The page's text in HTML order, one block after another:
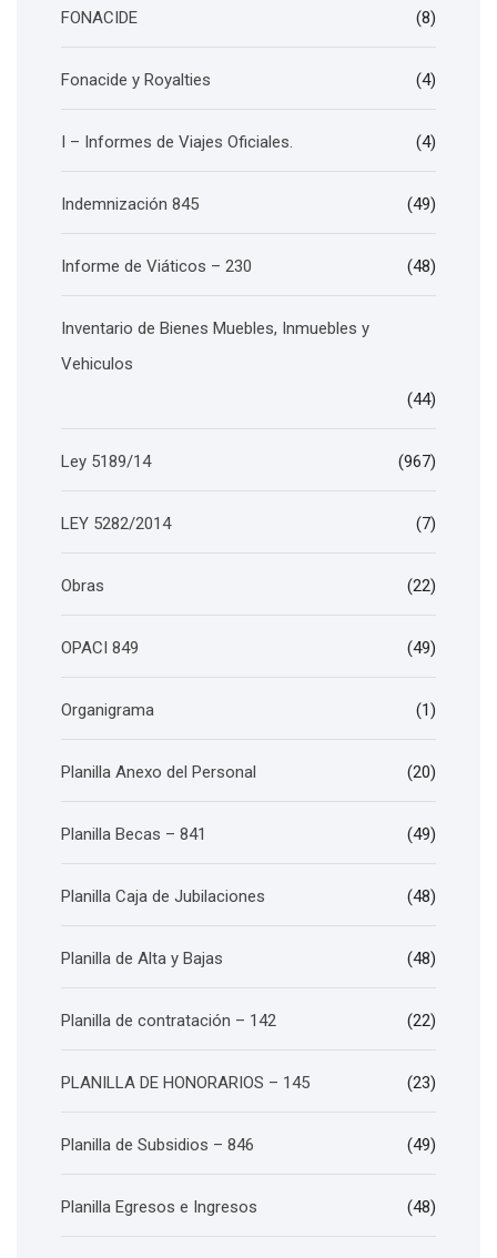
FONACIDE (8)
Fonacide y Royalties (4)
I – Informes de Viajes Oficiales. (4)
Indemnización 845 (49)
Informe de Viáticos – 230 (48)
Inventario de Bienes Muebles, Inmuebles y
Vehiculos
(44)
Ley 5189/14 (967)
LEY 5282/2014 (7)
Obras (22)
OPACI 849 (49)
Organigrama (1)
Planilla Anexo del Personal (20)
Planilla Becas – 841 (49)
Planilla Caja de Jubilaciones (48)
Planilla de Alta y Bajas (48)
Planilla de contratación – 142 (22)
PLANILLA DE HONORARIOS – 145 (23)
Planilla de Subsidios – 846 (49)
Planilla Egresos e Ingresos (48)